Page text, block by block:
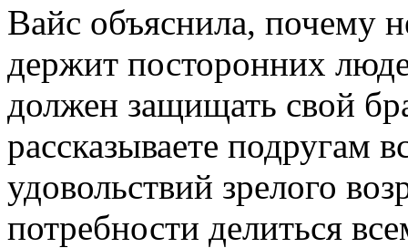
Вайс объяснила, почему
держит посторонних
должен защищать свой
рассказываете подругам
удовольствий зрелого
потребности делиться